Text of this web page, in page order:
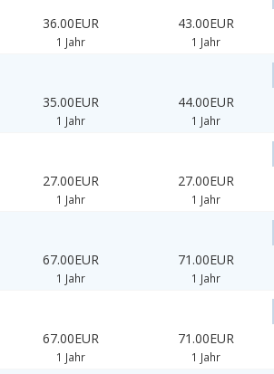
36.00EUR
1 Jahr
43.00EUR
1 Jahr
35.00EUR
1 Jahr
44.00EUR
1 Jahr
27.00EUR
1 Jahr
27.00EUR
1 Jahr
67.00EUR
1 Jahr
71.00EUR
1 Jahr
67.00EUR
1 Jahr
71.00EUR
1 Jahr